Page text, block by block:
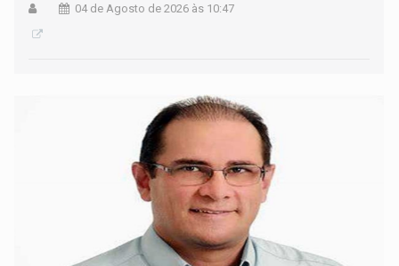
04 de Agosto de 2026 às 10:47